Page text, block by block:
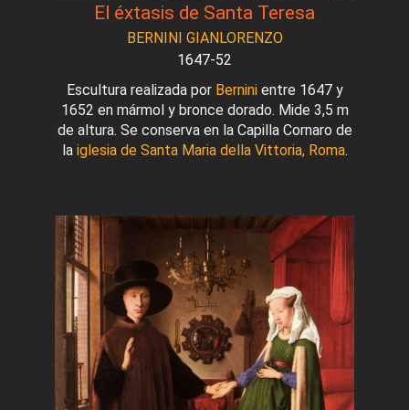
El éxtasis de Santa Teresa
BERNINI GIANLORENZO
1647-52
Escultura realizada por Berninientre 1647 y
1652 en mármol y bronce dorado. Mide 3,5 m
de altura. Se conserva en la Capilla Cornaro de
la iglesia de Santa Maria della Vittoria, Roma.